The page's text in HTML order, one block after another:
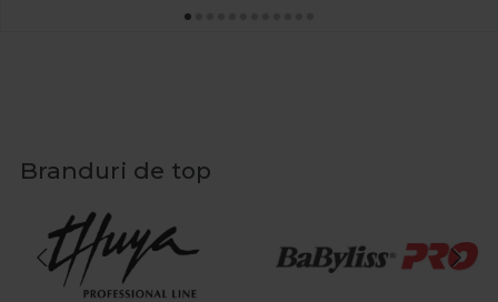
Branduri de top